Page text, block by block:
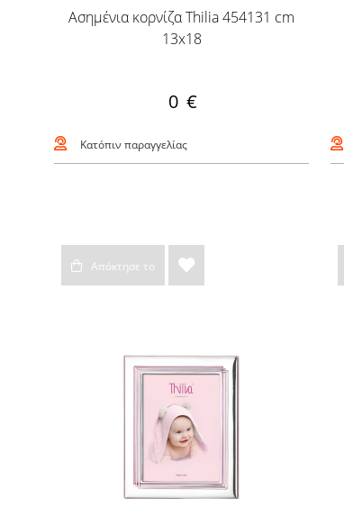
Ασημένια κορνίζα Thilia 454131 cm
13x18
0 €
Κατόπιν παραγγελίας
Απόκτησε το